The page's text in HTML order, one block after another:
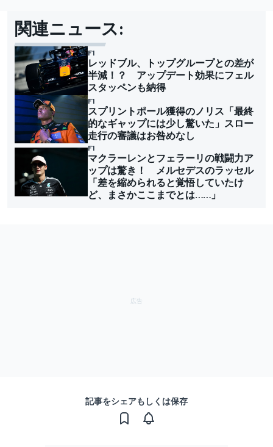
関連ニュース:
F1
レッドブル、トップグループとの差が
半減！？ アップデート効果にフェル
スタッペンも納得
F1
スプリントポール獲得のノリス「最終
的なギャップには少し驚いた」スロー
走行の審議はお咎めなし
F1
マクラーレンとフェラーリの戦闘力ア
ップは驚き！ メルセデスのラッセル
「差を縮められると覚悟していたけ
ど、まさかここまでとは……」
記事をシェアもしくは保存